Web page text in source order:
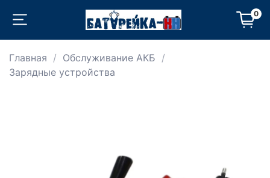
0
Главная
Обслуживание АКБ
Зарядные устройства